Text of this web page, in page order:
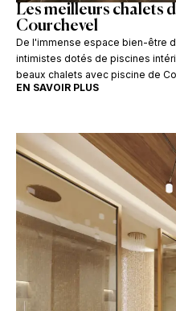
Les meilleurs chalets
Courchevel
De l'immense espace bien-être
intimistes dotés de piscines
beaux chalets avec piscine de
EN SAVOIR PLUS